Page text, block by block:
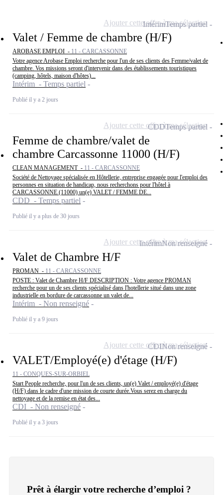
Valet / Femme de chambre (H/F)
AROBASE EMPLOI - 11 - CARCASSONNE
Votre agence Arobase Emploi recherche pour l'un de ses clients des Femme/valet de
chambre. Vos missions seront d'intervenir dans des établissements touristiques
(camping, hôtels, maison d'hôtes)...
Intérim - Temps partiel
Publié il y a 2 jours
IntérimTemps partiel
Ajouter cette offre à ma sélection
Femme de chambre/valet de
chambre Carcassonne 11000 (H/F)
CLEAN MANAGEMENT - 11 - CARCASSONNE
Société de Nettoyage spécialisée en Hôtellerie, entreprise engagée pour l'emploi des
personnes en situation de handicap, nous recherchons pour l'hôtel à
CARCASSONNE (11000) un(e) VALET / FEMME DE...
CDD - Temps partiel
Publié il y a plus de 30 jours
CDDTemps partiel
Ajouter cette offre à ma sélection
Valet de Chambre H/F
PROMAN - 11 - CARCASSONNE
POSTE : Valet de Chambre H/F DESCRIPTION : Votre agence PROMAN
recherche pour un de ses clients spécialisé dans l'hotellerie situé dans une zone
industrielle en bordure de carcassonne un valet de...
Intérim - Non renseigné
Publié il y a 9 jours
IntérimNon renseigné
Ajouter cette offre à ma sélection
VALET/Employé(e) d'étage (H/F)
11 - CONQUES-SUR-ORBIEL
Start People recherche, pour l'un de ses clients, un(e) Valet / employé(e) d'étage
(H/F) dans le cadre d'une mission de courte durée.Vous serez en charge du
nettoyage et de la remise en état des...
CDI - Non renseigné
Publié il y a 3 jours
CDINon renseigné
Ajouter cette offre à ma sélection
Prêt à élargir votre recherche d’emploi ?